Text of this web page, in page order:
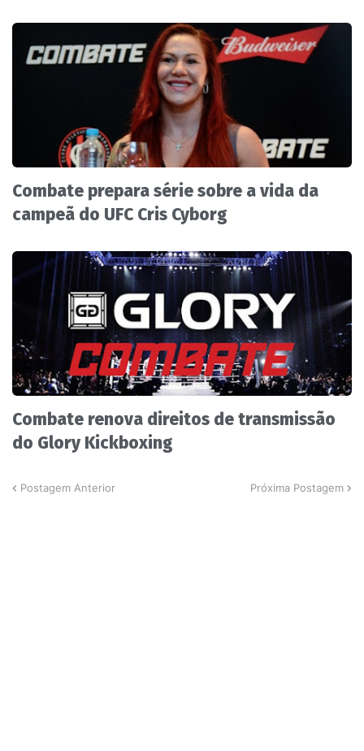
Combate prepara série sobre a vida da
campeã do UFC Cris Cyborg
Combate renova direitos de transmissão
do Glory Kickboxing
Postagem Anterior Próxima Postagem